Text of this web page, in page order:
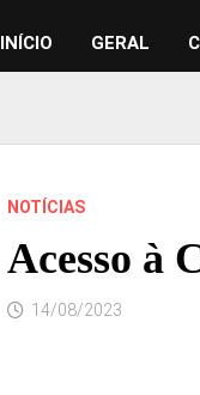
INÍCIO GERAL
NOTÍCIAS
Acesso à
14/08/2023